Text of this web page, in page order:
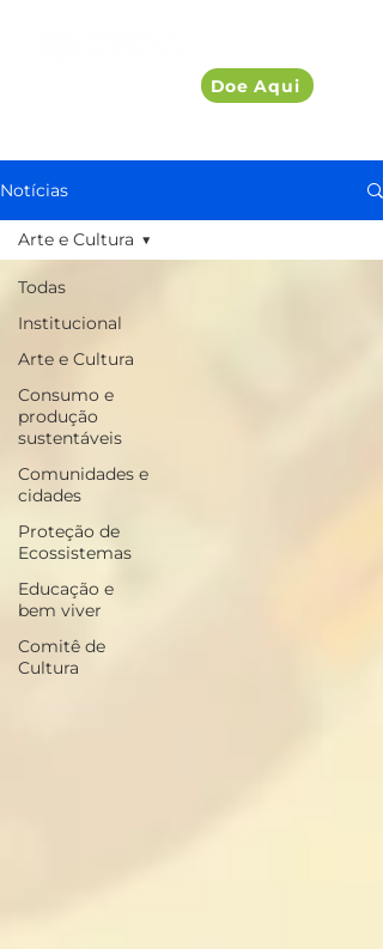
Doe Aqui
Notícias
Todas
Institucional
Arte e Cultura
Consumo e
produção
sustentáveis
Comunidades e
cidades
Proteção de
Ecossistemas
Educação e
bem viver
Comitê de
Cultura
Arte e Cultura